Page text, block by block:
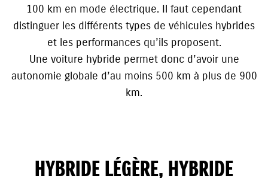
100 km en mode électrique. Il faut cependant
distinguer les différents types de véhicules hybrides
et les performances qu’ils proposent.
Une voiture hybride permet donc d’avoir une
autonomie globale d’au moins 500 km à plus de 900
km.
HYBRIDE LÉGÈRE, HYBRIDE